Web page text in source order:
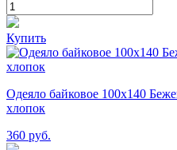
Купить
Одеяло байковое 100х140
хлопок
360 руб.